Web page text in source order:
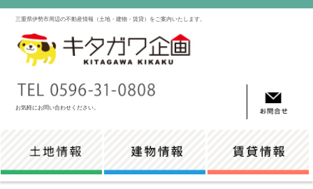
三重県伊勢市周辺の不動産情報（土地・建物・賃貸）をご案内いたします。
お気軽にお問い合わせください。